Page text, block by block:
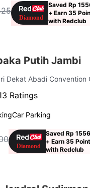
Saved Rp
+ Earn 35
with Redclub
Putih Jambi
Dekat Abadi
Ratings
Car Parking
Saved Rp
+ Earn 35
with Redclub